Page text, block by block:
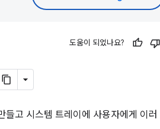
도움이 되었나요?
고 시스템 트레이에 사용자에게 이러